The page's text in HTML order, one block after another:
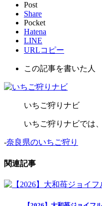
Post
Share
Pocket
Hatena
LINE
URLコピー
この記事を書いた人
いちご狩りナビ
いちご狩りナビでは
-奈良県のいちご狩り
関連記事